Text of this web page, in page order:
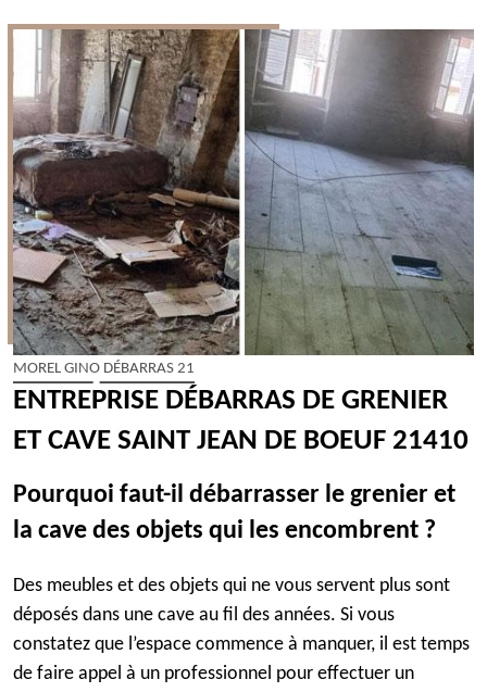
MOREL GINO DÉBARRAS 21
ENTREPRISE DÉBARRAS DE GRENIER
ET CAVE SAINT JEAN DE BOEUF 21410
Pourquoi faut-il débarrasser le grenier et
la cave des objets qui les encombrent ?
Des meubles et des objets qui ne vous servent plus sont
déposés dans une cave au fil des années. Si vous
constatez que l’espace commence à manquer, il est temps
de faire appel à un professionnel pour effectuer un